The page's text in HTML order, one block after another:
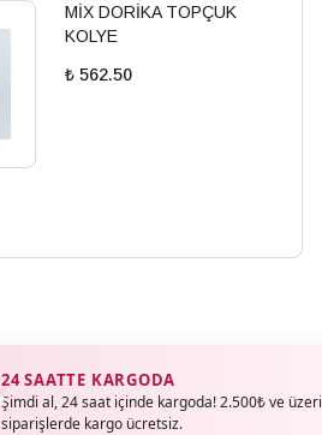
MİX DORİKA TOPÇUK
KOLYE
₺ 562.50
24 SAATTE KARGODA
Şimdi al, 24 saat içinde kargoda! 2.500₺ ve üzeri
siparişlerde kargo ücretsiz.